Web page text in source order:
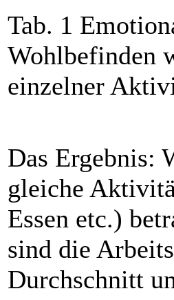
Tab. 1
Wohlbefinden
einzelner
Das Ergebnis:
gleiche
Essen etc.)
sind die
Durchschnitt